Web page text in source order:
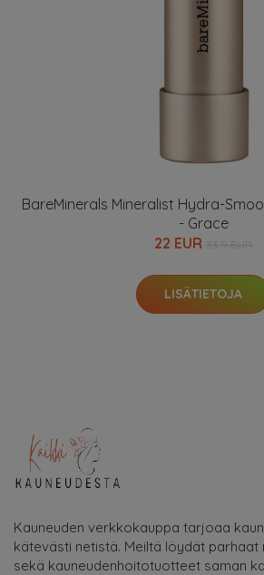
BareMinerals Mineralist Hydra-
- Grace
22 EUR
LISÄTIETOJA
Kauneuden verkkokauppa tarjoaa
kätevästi netistä. Meiltä löydät
sekä kauneudenhoitotuotteet saman